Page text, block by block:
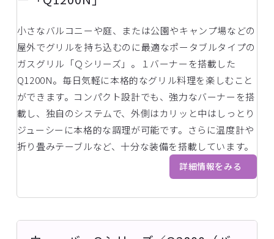
小さなバルコニーや庭、または公園やキャンプ場などの
屋外でグリルを持ち込むのに最適なポータブルタイプの
ガスグリル「Ｑシリーズ」。１バーナーを搭載した
Q1200N。毎日気軽に本格的なグリル料理を楽しむこと
ができます。コンパクト設計でも、強力なバーナーを搭
載し、独自のシステムで、外側はカリッと中はしっとり
ジューシーに本格的な調理が可能です。さらに温度計や
折り畳みテーブルなど、十分な装備を搭載しています。
詳細情報をみる